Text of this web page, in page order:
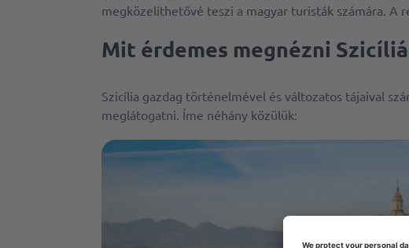
megközelíthetővé teszi a magyar turisták számára. A
Mit érdemes megnézni
Szicília gazdag történelmével és változatos tájaival
meglátogatni. Íme néhány közülük: